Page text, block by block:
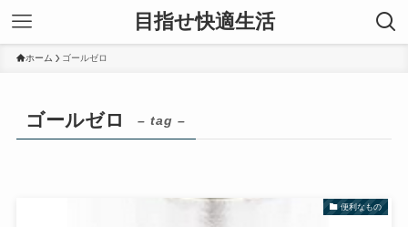
目指せ快適生活
ホーム ゴールゼロ
ゴールゼロ – tag –
便利なもの